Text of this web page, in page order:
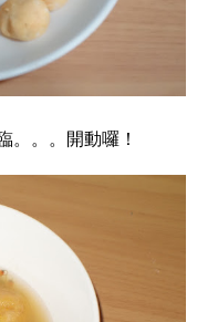
。。。開動囉！